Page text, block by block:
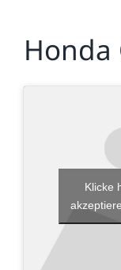
Honda
Klicke